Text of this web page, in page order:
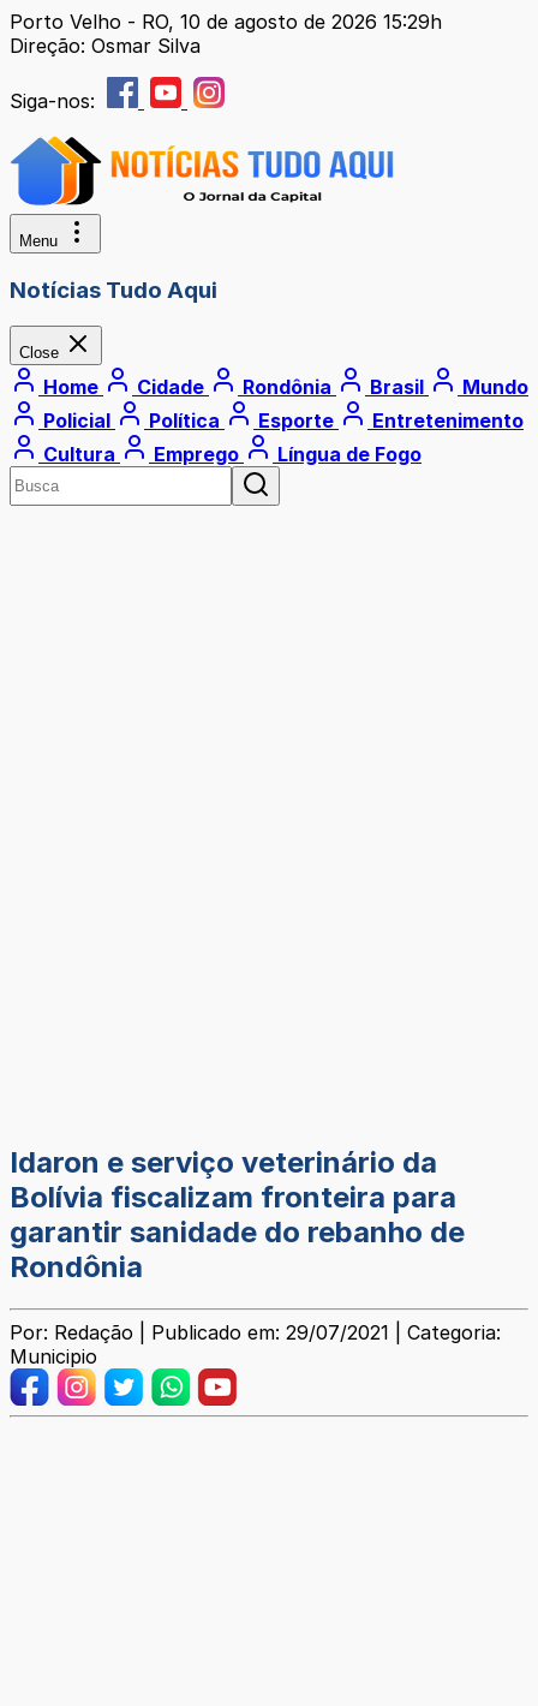
Porto Velho - RO, 10 de agosto de 2026 15:29h
Direção: Osmar Silva
Siga-nos:
Menu
Notícias Tudo Aqui
Close
Home Cidade Rondônia Brasil
Mundo
Policial
Política Esporte
Entretenimento
Cultura
Emprego Língua de Fogo
Idaron e serviço veterinário da
Bolívia fiscalizam fronteira para
garantir sanidade do rebanho de
Rondônia
Por: Redação | Publicado em: 29/07/2021 | Categoria:
Municipio